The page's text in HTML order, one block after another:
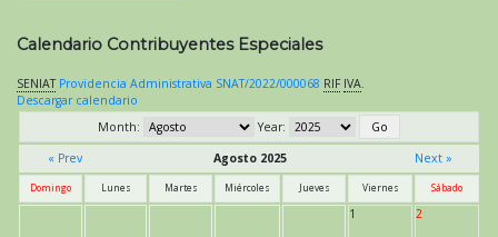
Calendario Contribuyentes Especiales
SENIAT Providencia Administrativa SNAT/2022/000068 RIF IVA.
Descargar calendario
Month:
Year:
« Prev
Agosto 2025 Next »
Domingo Lunes Martes Miércoles Jueves Viernes Sábado
1 2